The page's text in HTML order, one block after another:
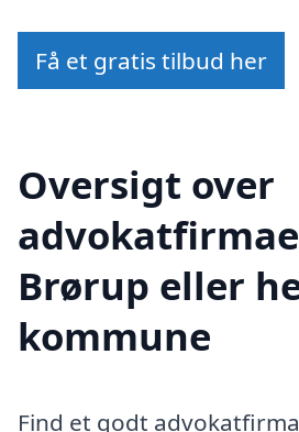
Få et gratis tilbud her
Oversigt over
Brørup eller
kommune
Find et godt